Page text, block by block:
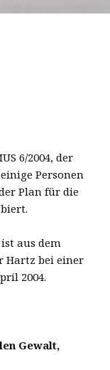
6/2004, der
Personen
Plan für die
ist aus dem
Hartz bei einer
2004.
Gewalt,